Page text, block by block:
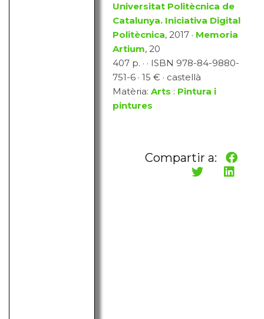
Universitat Politècnica de
Catalunya. Iniciativa Digital
Politècnica, 2017 · Memoria
Artium, 20
407 p. · · ISBN 978-84-9880-
751-6 · 15 € · castellà
Matèria:Arts : Pintura i
pintures
Compartir a: